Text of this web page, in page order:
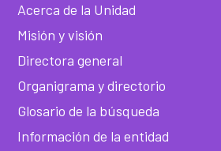
Acerca de la Unidad
Misión y visión
Directora general
Organigrama y directorio
Glosario de la búsqueda
Información de la entidad